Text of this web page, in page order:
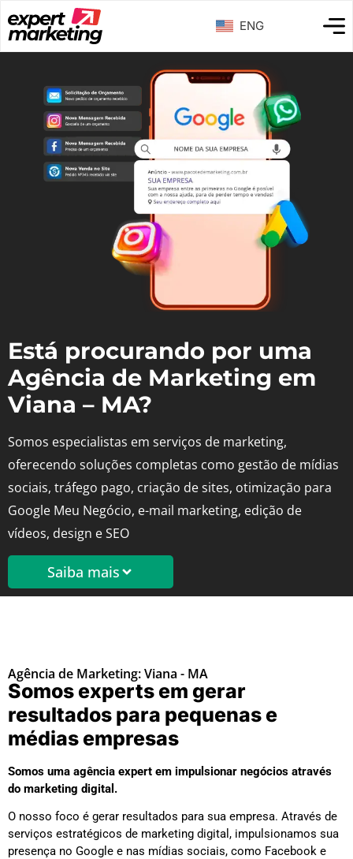
ENG
Está procurando por uma
Agência de Marketing em
Viana – MA?
Somos especialistas em serviços de marketing,
oferecendo soluções completas como gestão de mídias
sociais, tráfego pago, criação de sites, otimização para
Google Meu Negócio, e-mail marketing, edição de
vídeos, design e SEO
Saiba mais
Agência de Marketing: Viana - MA
Somos experts em gerar
resultados para pequenas e
médias empresas
Somos uma agência expert em impulsionar negócios através
do marketing digital.
O nosso foco é gerar resultados para sua empresa. Através de
serviços estratégicos de marketing digital, impulsionamos sua
presença no Google e nas mídias sociais, como Facebook e